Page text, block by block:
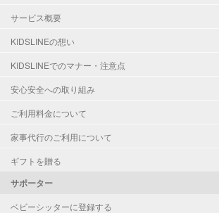
サービス概要
KIDSLINEの想い
KIDSLINEでのマナー・注意点
安心安全への取り組み
ご利用料金について
家事代行のご利用について
ギフトを贈る
サポーター
ベビーシッターに登録する